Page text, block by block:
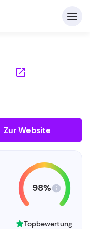
Zur Website
98%
Topbewertung